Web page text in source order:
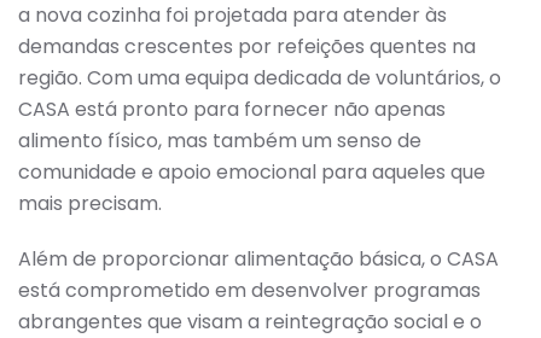
a nova cozinha foi projetada para atender às
demandas crescentes por refeições quentes na
região. Com uma equipa dedicada de voluntários, o
CASA está pronto para fornecer não apenas
alimento físico, mas também um senso de
comunidade e apoio emocional para aqueles que
mais precisam.
Além de proporcionar alimentação básica, o CASA
está comprometido em desenvolver programas
abrangentes que visam a reintegração social e o